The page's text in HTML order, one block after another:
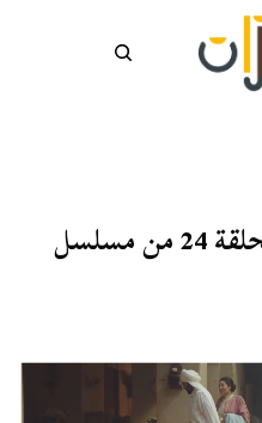
لماذا أوقع شهر رمضان الحلقة 24 من مسلسل